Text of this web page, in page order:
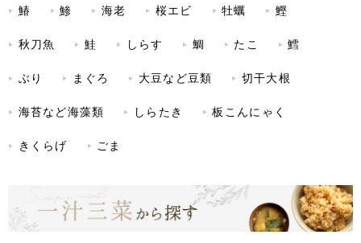
鰆 鯵 海老 桜エビ 牡蠣 鰹
秋刀魚 鮭 しらす 鯛 たこ 鱈
ぶり まぐろ 大豆など豆類 切干大根
海苔など海藻類 しらたき 板こんにゃく
きくらげ ごま